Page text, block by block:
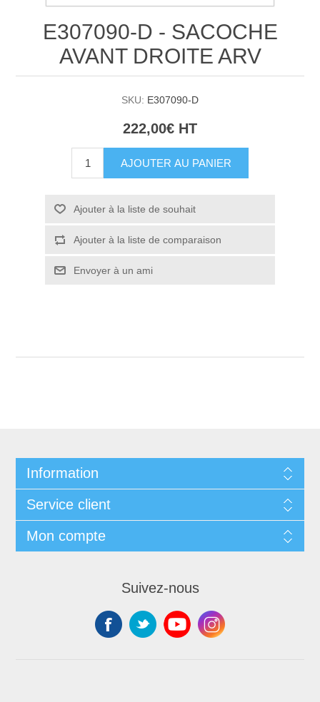
E307090-D - SACOCHE
AVANT DROITE ARV
SKU: E307090-D
222,00€ HT
AJOUTER AU PANIER
Ajouter à la liste de souhait
Ajouter à la liste de comparaison
Envoyer à un ami
Information
Service client
Mon compte
Suivez-nous